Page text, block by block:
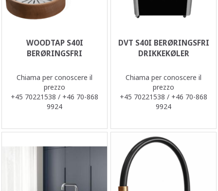
WOODTAP S40I
BERØRINGSFRI
Chiama per conoscere il
prezzo
+45 70221538 / +46 70-868
9924
DVT S40I BERØRINGSFRI
DRIKKEKØLER
Chiama per conoscere il
prezzo
+45 70221538 / +46 70-868
9924